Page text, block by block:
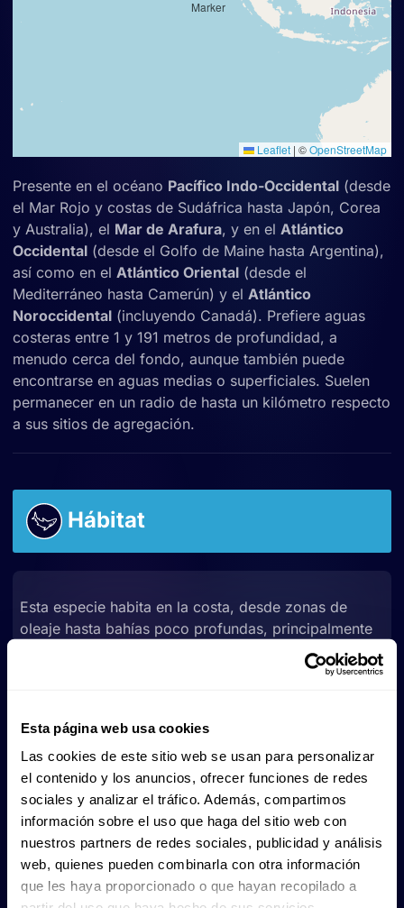
Esta página web usa cookies
Las cookies de este sitio web se usan para personalizar
el contenido y los anuncios, ofrecer funciones de redes
sociales y analizar el tráfico. Además, compartimos
información sobre el uso que haga del sitio web con
nuestros partners de redes sociales, publicidad y análisis
web, quienes pueden combinarla con otra información
que les haya proporcionado o que hayan recopilado a
Leaflet | ©OpenStreetMap
Presente en el océano Pacífico Indo-Occidental (desde
el Mar Rojo y costas de Sudáfrica hasta Japón, Corea
y Australia), el Mar de Arafura, y en el Atlántico
Occidental (desde el Golfo de Maine hasta Argentina),
así como en el Atlántico Oriental (desde el
Mediterráneo hasta Camerún) y el Atlántico
Noroccidental (incluyendo Canadá). Prefiere aguas
costeras entre 1 y 191 metros de profundidad, a
menudo cerca del fondo, aunque también puede
encontrarse en aguas medias o superficiales. Suelen
permanecer en un radio de hasta un kilómetro respecto
a sus sitios de agregación.
Hábitat
Esta especie habita en la costa, desde zonas de
oleaje hasta bahías poco profundas, principalmente
en la plataforma continental exterior, entre 1 y 191 m
en solitario, y suele nadar pausadamente cerca del
fondo, aunque también puede hallarse en aguas
medias o en la superficie, especialmente al
atardecer. Regula su flotabilidad tragando y
almacenando aire en el estómago, lo que le permite
mantener una flotación neutra mientras se desplaza.
Es una especie que realiza desplazamientos de unos
100 km aproximadamente, naciendo en aguas más